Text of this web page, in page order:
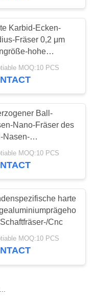
13
14
Karbid-Ecken-
Fräser 0,2 μm
hohe
MOQ:10 PCS
Ball-
Nano-Fräser des
Nasen-
vier Flöten
MOQ:10 PCS
harte
Cnc
MOQ:10 PCS